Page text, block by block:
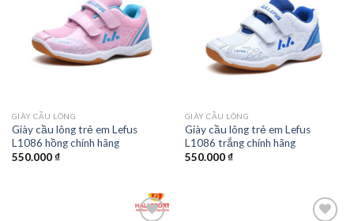
GIÀY CẦU LÔNG
Giày cầu lông trẻ em Lefus
L1086 hồng chính hãng
550.000₫
GIÀY CẦU LÔNG
Giày cầu lông trẻ em Lefus
L1086 trắng chính hãng
550.000₫